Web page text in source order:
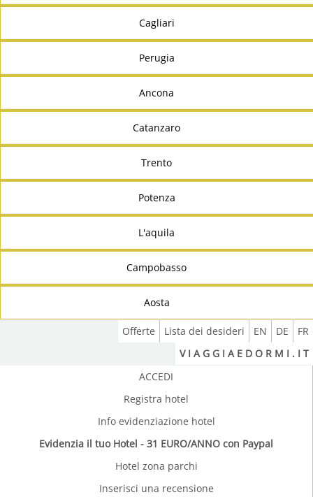
Cagliari
Perugia
Ancona
Catanzaro
Trento
Potenza
L'aquila
Campobasso
Aosta
FR
DE
EN
Lista dei desideri
Offerte
V I A G G I A E D O R M I . I T
ACCEDI
Registra hotel
Info evidenziazione hotel
Evidenzia il tuo Hotel - 31 EURO/ANNO con Paypal
Hotel zona parchi
Inserisci una recensione